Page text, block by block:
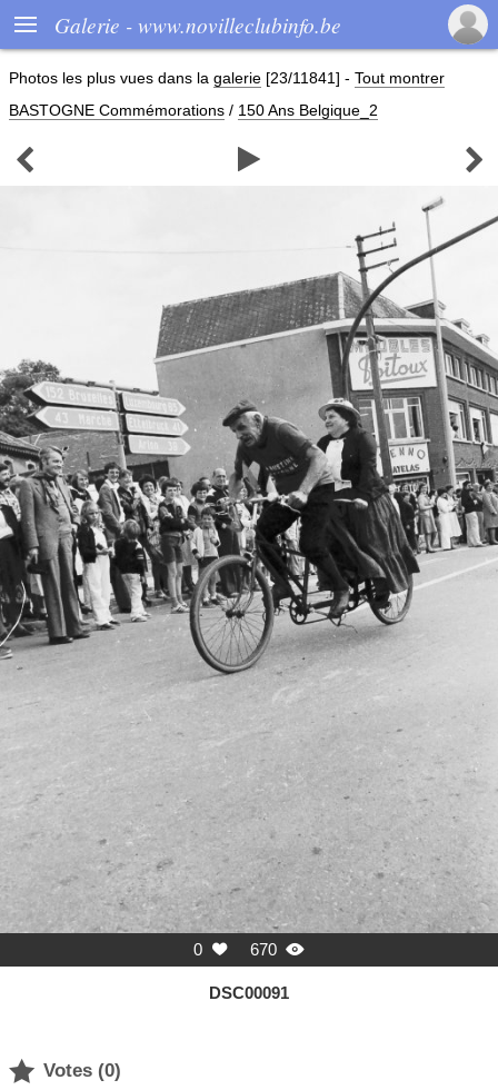
 Galerie - www.novilleclubinfo.be
Photos les plus vues dans la galerie [23/11841] - Tout montrer
BASTOGNE Commémorations / 150 Ans Belgique_2
  
0  670 
DSC00091
 Votes (0)